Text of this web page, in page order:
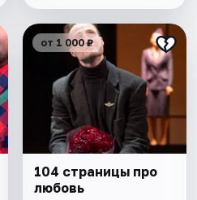
от 1 000 ₽
104 страницы про
любовь